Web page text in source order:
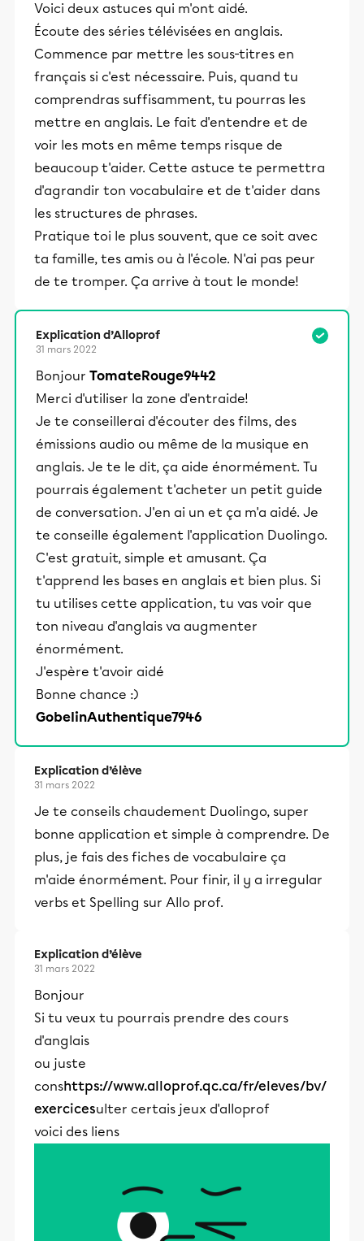
Voici deux astuces qui m'ont aidé.
Écoute des séries télévisées en anglais.
Commence par mettre les sous-titres en
français si c'est nécessaire. Puis, quand tu
comprendras suffisamment, tu pourras les
mettre en anglais. Le fait d'entendre et de
voir les mots en même temps risque de
beaucoup t'aider. Cette astuce te permettra
d'agrandir ton vocabulaire et de t'aider dans
les structures de phrases.
Pratique toi le plus souvent, que ce soit avec
ta famille, tes amis ou à l'école. N'ai pas peur
de te tromper. Ça arrive à tout le monde!
Explication d’Alloprof
31 mars 2022
Bonjour TomateRouge9442
Merci d'utiliser la zone d'entraide!
Je te conseillerai d'écouter des films, des
émissions audio ou même de la musique en
anglais. Je te le dit, ça aide énormément. Tu
pourrais également t'acheter un petit guide
de conversation. J'en ai un et ça m'a aidé. Je
te conseille également l'application Duolingo.
C'est gratuit, simple et amusant. Ça
t'apprend les bases en anglais et bien plus. Si
tu utilises cette application, tu vas voir que
ton niveau d'anglais va augmenter
énormément.
J'espère t'avoir aidé
Bonne chance :)
GobelinAuthentique7946
Explication d’élève
31 mars 2022
Je te conseils chaudement Duolingo, super
bonne application et simple à comprendre. De
plus, je fais des fiches de vocabulaire ça
m'aide énormément. Pour finir, il y a irregular
verbs et Spelling sur Allo prof.
Explication d’élève
31 mars 2022
Bonjour
Si tu veux tu pourrais prendre des cours
d'anglais
ou juste
conshttps://www.alloprof.qc.ca/fr/eleves/bv/
exercicesulter certais jeux d'alloprof
voici des liens